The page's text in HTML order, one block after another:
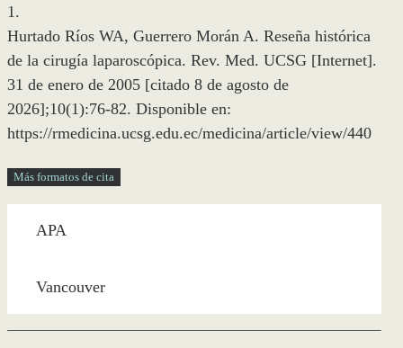
1.
Hurtado Ríos WA, Guerrero Morán A. Reseña histórica
de la cirugía laparoscópica. Rev. Med. UCSG [Internet].
31 de enero de 2005 [citado 8 de agosto de
2026];10(1):76-82. Disponible en:
https://rmedicina.ucsg.edu.ec/medicina/article/view/440
Más formatos de cita
APA
Vancouver